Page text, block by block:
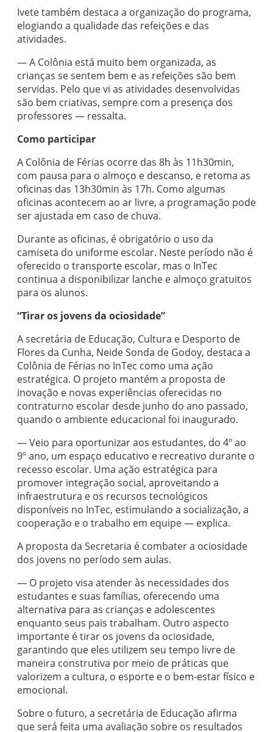
Ivete também destaca a organização do programa,
elogiando a qualidade das refeições e das
atividades.
— A Colônia está muito bem organizada, as
crianças se sentem bem e as refeições são bem
servidas. Pelo que vi as atividades desenvolvidas
são bem criativas, sempre com a presença dos
professores — ressalta.
Como participar
A Colônia de Férias ocorre das 8h às 11h30min,
com pausa para o almoço e descanso, e retoma as
oficinas das 13h30min às 17h. Como algumas
oficinas acontecem ao ar livre, a programação pode
ser ajustada em caso de chuva.
Durante as oficinas, é obrigatório o uso da
camiseta do uniforme escolar. Neste período não é
oferecido o transporte escolar, mas o InTec
continua a disponibilizar lanche e almoço gratuitos
para os alunos.
“Tirar os jovens da ociosidade”
A secretária de Educação, Cultura e Desporto de
Flores da Cunha, Neide Sonda de Godoy, destaca a
Colônia de Férias no InTec como uma ação
estratégica. O projeto mantém a proposta de
inovação e novas experiências oferecidas no
contraturno escolar desde junho do ano passado,
quando o ambiente educacional foi inaugurado.
— Veio para oportunizar aos estudantes, do 4º ao
9º ano, um espaço educativo e recreativo durante o
recesso escolar. Uma ação estratégica para
promover integração social, aproveitando a
infraestrutura e os recursos tecnológicos
disponíveis no InTec, estimulando a socialização, a
cooperação e o trabalho em equipe — explica.
A proposta da Secretaria é combater a ociosidade
dos jovens no período sem aulas.
— O projeto visa atender às necessidades dos
estudantes e suas famílias, oferecendo uma
alternativa para as crianças e adolescentes
enquanto seus pais trabalham. Outro aspecto
importante é tirar os jovens da ociosidade,
garantindo que eles utilizem seu tempo livre de
maneira construtiva por meio de práticas que
valorizem a cultura, o esporte e o bem-estar físico e
emocional.
Sobre o futuro, a secretária de Educação afirma
que será feita uma avaliação sobre os resultados